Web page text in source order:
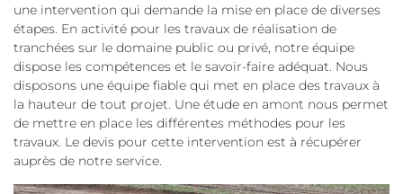
une intervention qui demande la mise en place de diverses
étapes. En activité pour les travaux de réalisation de
tranchées sur le domaine public ou privé, notre équipe
dispose les compétences et le savoir-faire adéquat. Nous
disposons une équipe fiable qui met en place des travaux à
la hauteur de tout projet. Une étude en amont nous permet
de mettre en place les différentes méthodes pour les
travaux. Le devis pour cette intervention est à récupérer
auprès de notre service.